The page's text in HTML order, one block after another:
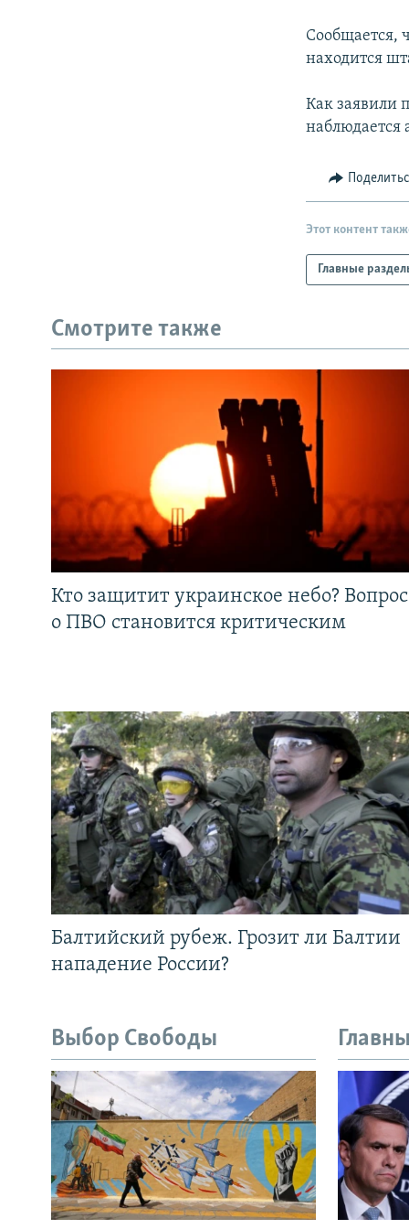
Сообщается,
находится
Как заявили
наблюдается
Этот контент
Главные
Смотрите также
Кто защитит украинское небо? Вопрос
о ПВО становится критическим
Балтийский рубеж. Грозит ли Балтии
нападение России?
Выбор Свободы